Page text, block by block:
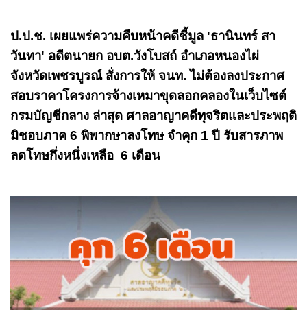
ป.ป.ช. เผยแพร่ความคืบหน้าคดีชี้มูล 'ธานินทร์ สา
วันทา' อดีตนายก อบต.วังโบสถ์ อำเภอหนองไผ่
จังหวัดเพชรบูรณ์ สั่งการให้ จนท. ไม่ต้องลงประกาศ
สอบราคาโครงการจ้างเหมาขุดลอกคลองในเว็บไซต์
กรมบัญชีกลาง ล่าสุด ศาลอาญาคดีทุจริตและประพฤติ
มิชอบภาค 6 พิพากษาลงโทษ จำคุก 1 ปี รับสารภาพ
ลดโทษกึ่งหนึ่งเหลือ 6 เดือน